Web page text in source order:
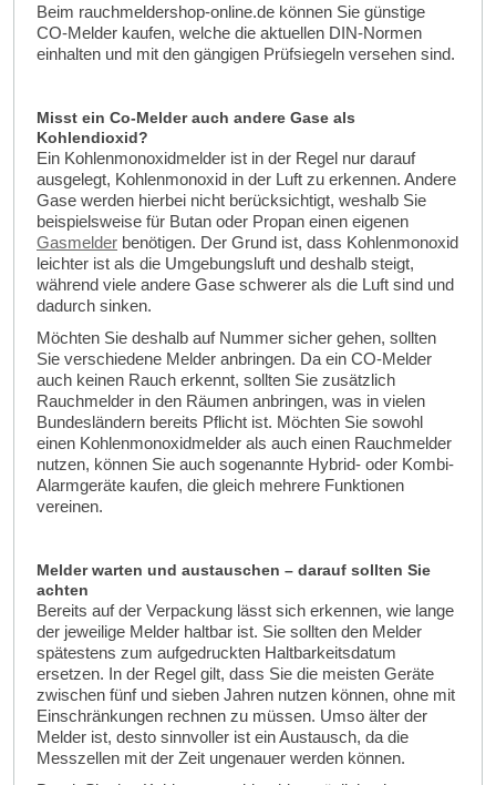
Beim rauchmeldershop-online.de können Sie günstige
CO-Melder kaufen, welche die aktuellen DIN-Normen
einhalten und mit den gängigen Prüfsiegeln versehen sind.
Misst ein Co-Melder auch andere Gase als
Kohlendioxid?
Ein Kohlenmonoxidmelder ist in der Regel nur darauf
ausgelegt, Kohlenmonoxid in der Luft zu erkennen. Andere
Gase werden hierbei nicht berücksichtigt, weshalb Sie
beispielsweise für Butan oder Propan einen eigenen
Gasmelder benötigen. Der Grund ist, dass Kohlenmonoxid
leichter ist als die Umgebungsluft und deshalb steigt,
während viele andere Gase schwerer als die Luft sind und
dadurch sinken.
Möchten Sie deshalb auf Nummer sicher gehen, sollten
Sie verschiedene Melder anbringen. Da ein CO-Melder
auch keinen Rauch erkennt, sollten Sie zusätzlich
Rauchmelder in den Räumen anbringen, was in vielen
Bundesländern bereits Pflicht ist. Möchten Sie sowohl
einen Kohlenmonoxidmelder als auch einen Rauchmelder
nutzen, können Sie auch sogenannte Hybrid- oder Kombi-
Alarmgeräte kaufen, die gleich mehrere Funktionen
vereinen.
Melder warten und austauschen – darauf sollten Sie
achten
Bereits auf der Verpackung lässt sich erkennen, wie lange
der jeweilige Melder haltbar ist. Sie sollten den Melder
spätestens zum aufgedruckten Haltbarkeitsdatum
ersetzen. In der Regel gilt, dass Sie die meisten Geräte
zwischen fünf und sieben Jahren nutzen können, ohne mit
Einschränkungen rechnen zu müssen. Umso älter der
Melder ist, desto sinnvoller ist ein Austausch, da die
Messzellen mit der Zeit ungenauer werden können.